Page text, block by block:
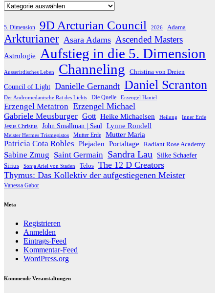
Kategorien
5. Dimension 9D Arcturian Council 2026 Adama
Arkturianer Asara Adams Ascended Masters
Astrologie Aufstieg in die 5. Dimension
Ausserirdisches Leben Channeling Christina von Dreien
Council of Light Danielle Gernandt Daniel Scranton
Der Andromedanische Rat des Lichts Die Quelle Erzengel Haniel
Erzengel Metatron Erzengel Michael
Gabriele Meusburger Gott Heike Michaelsen Heilung Inner Erde
Jesus Christus John Smallman | Saul Lynne Rondell
Meister Hermes Trismegistos Mutter Erde Mutter Maria
Patricia Cota Robles Plejaden Portaltage Radiant Rose Academy
Sabine Zmug Saint Germain Sandra Lau Silke Schaefer
Sirius Sonja Ariel von Staden Telos The 12 D Creators
Thymus: Das Kollektiv der aufgestiegenen Meister
Vanessa Gabor
Meta
Registrieren
Anmelden
Eintrags-Feed
Kommentar-Feed
WordPress.org
Kommende Veranstaltungen